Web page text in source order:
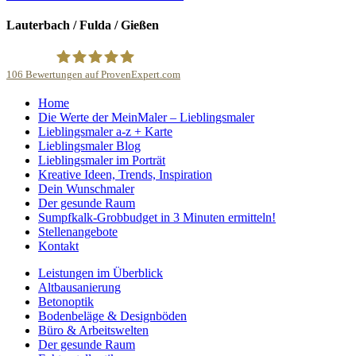
Lauterbach / Fulda / Gießen
Sachs-Baudekoration GmbH
106 Bewertungen auf ProvenExpert.com
Home
Die Werte der MeinMaler – Lieblingsmaler
Lieblingsmaler a-z + Karte
Lieblingsmaler Blog
Lieblingsmaler im Porträt
Kreative Ideen, Trends, Inspiration
Dein Wunschmaler
Der gesunde Raum
Sumpfkalk-Grobbudget in 3 Minuten ermitteln!
Stellenangebote
Kontakt
Leistungen im Überblick
Altbausanierung
Betonoptik
Bodenbeläge & Designböden
Büro & Arbeitswelten
Der gesunde Raum